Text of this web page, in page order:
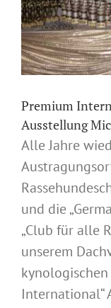
Premium
Ausstellung
Alle Jahre
und die
„Club für alle
unserem
International“